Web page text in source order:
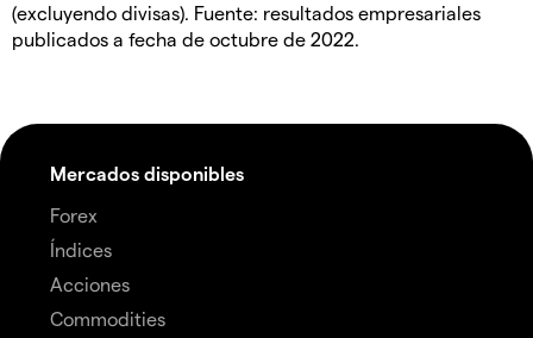
(excluyendo divisas). Fuente: resultados empresariales
publicados a fecha de octubre de 2022.
Mercados disponibles
Forex
Índices
Acciones
Commodities